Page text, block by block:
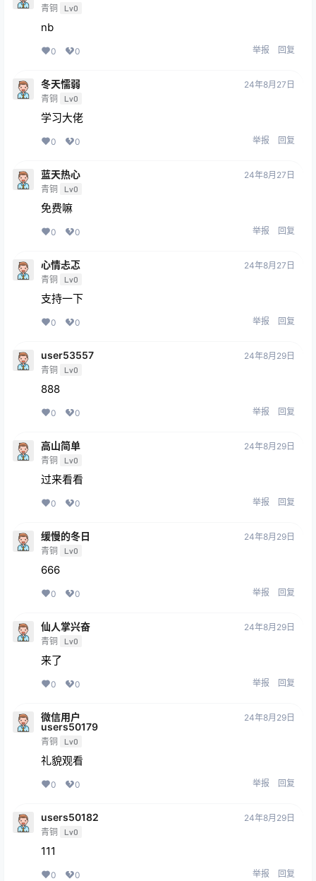
青铜 Lv0
nb
0 0 举报 回复
冬天懦弱
青铜 Lv0
24年8月27日
学习大佬
0 0 举报 回复
蓝天热心
青铜 Lv0
24年8月27日
免费嘛
0 0 举报 回复
心情忐忑
青铜 Lv0
24年8月27日
支持一下
0 0 举报 回复
user53557
青铜 Lv0
24年8月29日
888
0 0 举报 回复
高山简单
青铜 Lv0
24年8月29日
过来看看
0 0 举报 回复
缓慢的冬日
青铜 Lv0
24年8月29日
666
0 0 举报 回复
仙人掌兴奋
青铜 Lv0
24年8月29日
来了
0 0 举报 回复
微信用户
users50179
青铜 Lv0
24年8月29日
礼貌观看
0 0 举报 回复
users50182
青铜 Lv0
24年8月29日
111
0 0 举报 回复